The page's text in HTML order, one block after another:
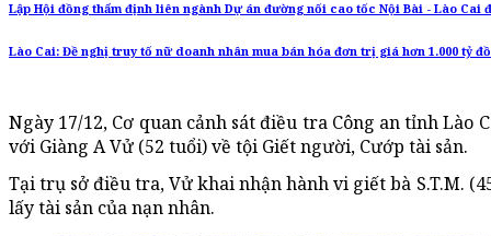
Lập Hội đồng thẩm định liên ngành Dự án đường nối cao tốc Nội Bài - Lào Cai
Lào Cai: Đề nghị truy tố nữ doanh nhân mua bán hóa đơn trị giá hơn 1.000 tỷ
Ngày 17/12, Cơ quan cảnh sát điều tra Công an tỉnh
với Giàng A Vử (52 tuổi) về tội Giết người, Cướp tài sản.
Tại trụ sở điều tra, Vử khai nhận hành vi giết bà S.T.M.
lấy tài sản của nạn nhân.